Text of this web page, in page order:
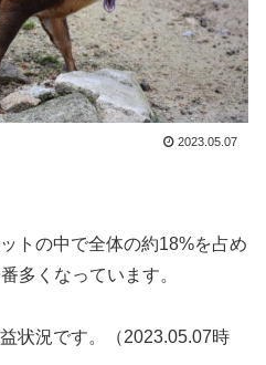
2023.05.07
トの中で全体の約18%を占め
多くなっています。
状況です。（2023.05.07時